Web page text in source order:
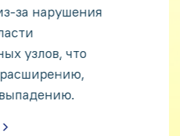
за нарушения
узлов, что